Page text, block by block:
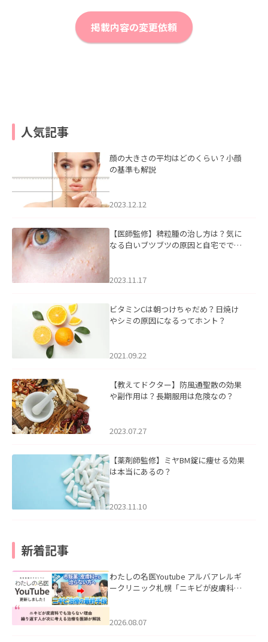
掲載内容の変更依頼
人気記事
顔の大きさの平均はどのくらい？小顔
の基準も解説
2023.12.12
【医師監修】稗粒腫の治し方は？気に
なる白いブツブツの原因と自宅ででき
2023.11.17
ビタミンCは朝つけちゃだめ？日焼け
やシミの原因になるってホント？
2021.09.22
【教えてドクター】防風通聖散の効果
や副作用は？長期服用は危険なの？
2023.07.27
【薬剤師監修】ミヤBM錠に痩せる効果
は本当にあるの？
2023.11.10
新着記事
わたしの名医Youtube アルバアレルギ
ークリニック札幌「ニキビが皮膚科で
ました。
2026.08.07